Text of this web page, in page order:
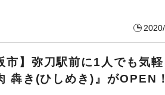
市】弥刀駅前に1人でも気
犇き(ひしめき)』がOPEN